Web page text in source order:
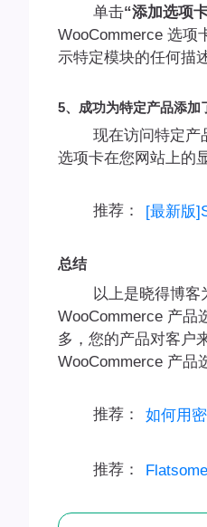
单击“添加选项
WooCommerce 选项
示特定模块的任何描
5、成功为特定产品添
现在访问特定产品
选项卡在您网站上的
推荐： [最新版
总结
以上是晓得博客为
WooCommerce 产品
多，您的产品对客户
WooCommerce 产品
推荐： 如何用
推荐：